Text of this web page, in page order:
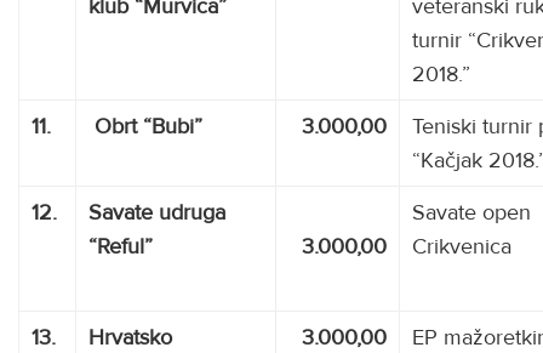
klub “Murvica”
veteranski
turnir
2018.”
11.
Obrt “Bubi” 3.000,00
Teniski turnir
“Kačjak
12.
Savate udruga
“Reful”
3.000,00
Savate open
Crikvenica
13.
Hrvatsko
3.000,00
EP